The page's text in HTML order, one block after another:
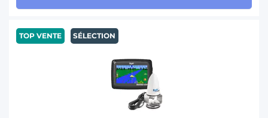
TOP VENTE SÉLECTION